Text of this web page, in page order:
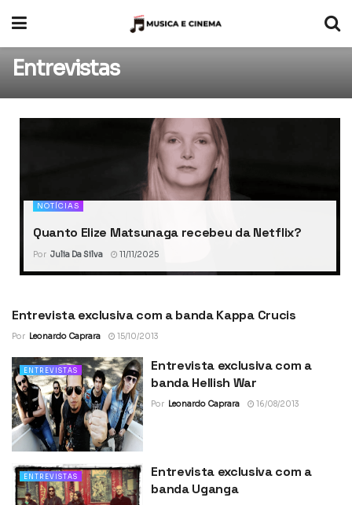
Entrevistas
NOTÍCIAS
Quanto Elize Matsunaga recebeu da Netflix?
Por Julia Da Silva 11/11/2025
ENTREVISTAS
Entrevista exclusiva com a banda Kappa Crucis
Por Leonardo Caprara 15/10/2013
ENTREVISTAS
Entrevista exclusiva com a
banda Hellish War
Por Leonardo Caprara 16/08/2013
ENTREVISTAS
Entrevista exclusiva com a
banda Uganga